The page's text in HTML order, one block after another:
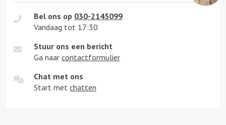
Bel ons op 030-2145099
Vandaag tot 17:30
Stuur ons een bericht
Ga naar contactformulier
Chat met ons
Start met chatten